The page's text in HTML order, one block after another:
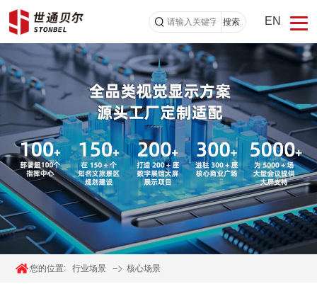
搜索 EN
您的位置: 行业场景 核心场景